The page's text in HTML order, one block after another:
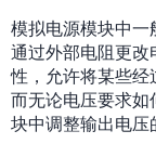
模拟电源模块中一
通过外部电阻更
性，允许将某些经
而无论电压要求如
块中调整输出电压